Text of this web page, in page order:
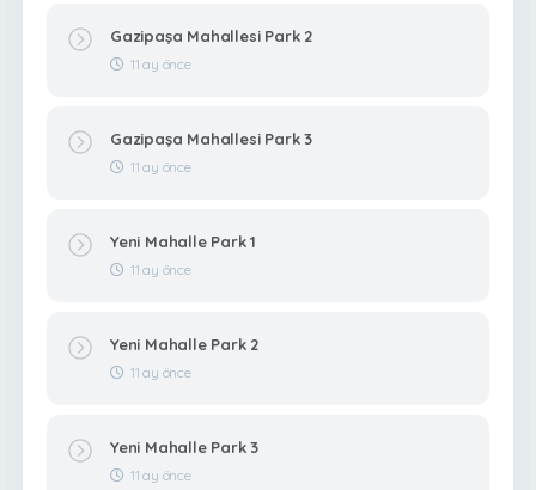
Gazipaşa Mahallesi Park 2
11 ay önce
Gazipaşa Mahallesi Park 3
11 ay önce
Yeni Mahalle Park 1
11 ay önce
Yeni Mahalle Park 2
11 ay önce
Yeni Mahalle Park 3
11 ay önce